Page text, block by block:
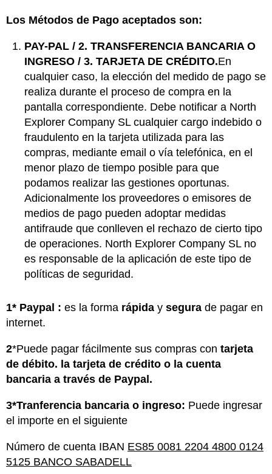
Los Métodos de Pago aceptados son:
PAY-PAL / 2. TRANSFERENCIA BANCARIA O
INGRESO / 3. TARJETA DE CRÉDITO.En
cualquier caso, la elección del medido de pago se
realiza durante el proceso de compra en la
pantalla correspondiente. Debe notificar a North
Explorer Company SL cualquier cargo indebido o
fraudulento en la tarjeta utilizada para las
compras, mediante email o vía telefónica, en el
menor plazo de tiempo posible para que
podamos realizar las gestiones oportunas.
Adicionalmente los proveedores o emisores de
medios de pago pueden adoptar medidas
antifraude que conlleven el rechazo de cierto tipo
de operaciones. North Explorer Company SL no
es responsable de la aplicación de este tipo de
políticas de seguridad.
1* Paypal : es la forma rápida y segura de pagar en
internet.
2*Puede pagar fácilmente sus compras con tarjeta
de débito. la tarjeta de crédito o la cuenta
bancaria a través de Paypal.
3*Tranferencia bancaria o ingreso: Puede ingresar
el importe en el siguiente
Número de cuenta IBAN ES85 0081 2204 4800 0124
5125 BANCO SABADELL